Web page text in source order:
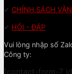
✔ CHÍNH SÁCH
✔ HỎI - ĐÁP
Vui lòng nhập số
Công ty:
[contact-form-7